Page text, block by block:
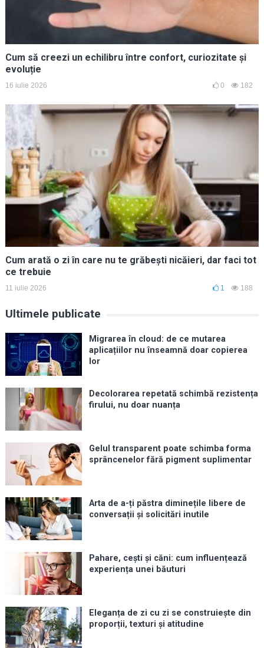
Cum să creezi un echilibru între confort, curiozitate și
evoluție
16 iulie 2026 0 182
Cum arată o zi în care nu te grăbești nicăieri, dar faci tot
ce trebuie
11 iulie 2026 1 188
Ultimele publicate
Migrarea în cloud: de ce mutarea
aplicațiilor nu înseamnă doar copierea
lor
Decolorarea repetată schimbă rezistența
firului, nu doar nuanța
Gelul transparent poate schimba forma
sprâncenelor fără pigment suplimentar
Arta de a-ți păstra diminețile libere de
conversații și solicitări inutile
Pahare, cești și căni: cum influențează
experiența unei băuturi
Eleganța de zi cu zi se construiește din
proporții, texturi și atitudine